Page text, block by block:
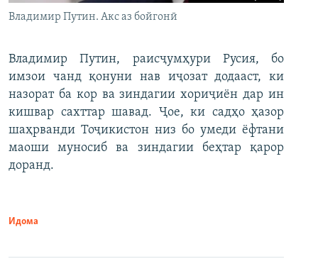
Владимир Путин. Акс аз бойгонӣ
Владимир Путин, раисҷумҳури Русия, бо
имзои чанд қонуни нав иҷозат додааст, ки
назорат ба кор ва зиндагии хориҷиён дар ин
кишвар сахттар шавад. Ҷое, ки садҳо ҳазор
шаҳрванди Тоҷикистон низ бо умеди ёфтани
маоши муносиб ва зиндагии беҳтар қарор
доранд.
Идома